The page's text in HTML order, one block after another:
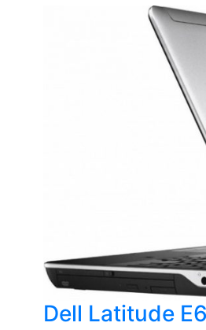
Dell Latitude